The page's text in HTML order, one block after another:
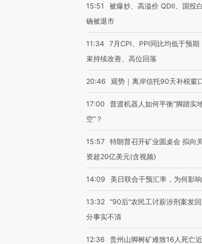
15:51
被爆炒、高溢价 QDII、国投
确被退市
11:34 7月CPI、PPI同比均低于预期
束持续改善、高位回落
20:46 观势｜离岸信托90天补税窗
17:00
普渡机器人如何平衡“脚踏实
空”？
15:57 特朗普召开矿业圆桌会 拟向
资超20亿美元(含视频)
14:09 美日联合干预汇率，为何影
13:32 “90后”农民工讨薪涉刑案发
分事实不清
12:36
贵州山脚树矿难致16人死亡